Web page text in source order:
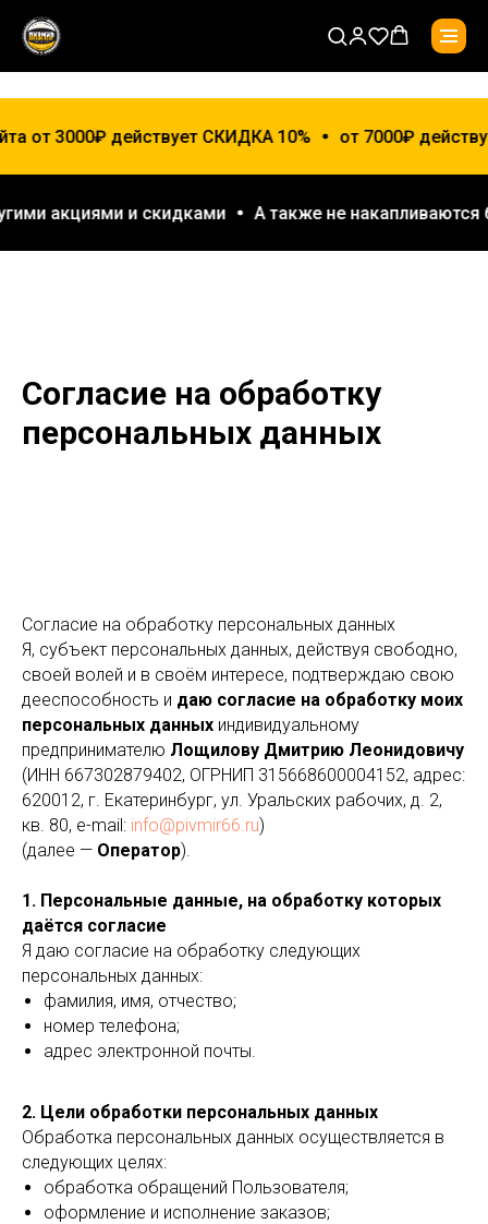
от 3000₽ действует СКИДКА 10% от 7000₽
акциями и скидками А также не
Согласие на обработку
персональных данных
Согласие на обработку персональных данных
Я, субъект персональных данных, действуя свободно,
своей волей и в своём интересе, подтверждаю свою
дееспособность и даю согласие на обработку моих
персональных данных индивидуальному
предпринимателю Лощилову Дмитрию Леонидовичу
(ИНН 667302879402, ОГРНИП 315668600004152, адрес:
620012, г. Екатеринбург, ул. Уральских рабочих, д. 2,
кв. 80, e-mail: info@pivmir66.ru)
(далее — Оператор).
1. Персональные данные, на обработку которых
даётся согласие
Я даю согласие на обработку следующих
персональных данных:
фамилия, имя, отчество;
номер телефона;
адрес электронной почты.
2. Цели обработки персональных данных
Обработка персональных данных осуществляется в
следующих целях:
обработка обращений Пользователя;
оформление и исполнение заказов;